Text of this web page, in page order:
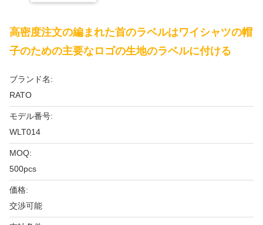
高密度注文の編まれた首のラベルはワイシャツの帽
子のための主要なロゴの生地のラベルに付ける
ブランド名:
RATO
モデル番号:
WLT014
MOQ:
500pcs
価格:
交渉可能